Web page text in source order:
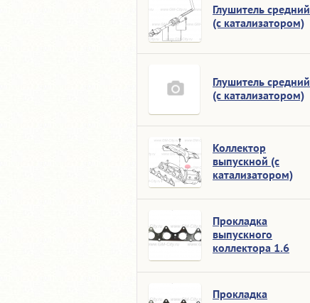
Глушитель средний
(с катализатором)
Глушитель средний
(с катализатором)
Коллектор
выпускной (с
катализатором)
Прокладка
выпускного
коллектора 1.6
Прокладка